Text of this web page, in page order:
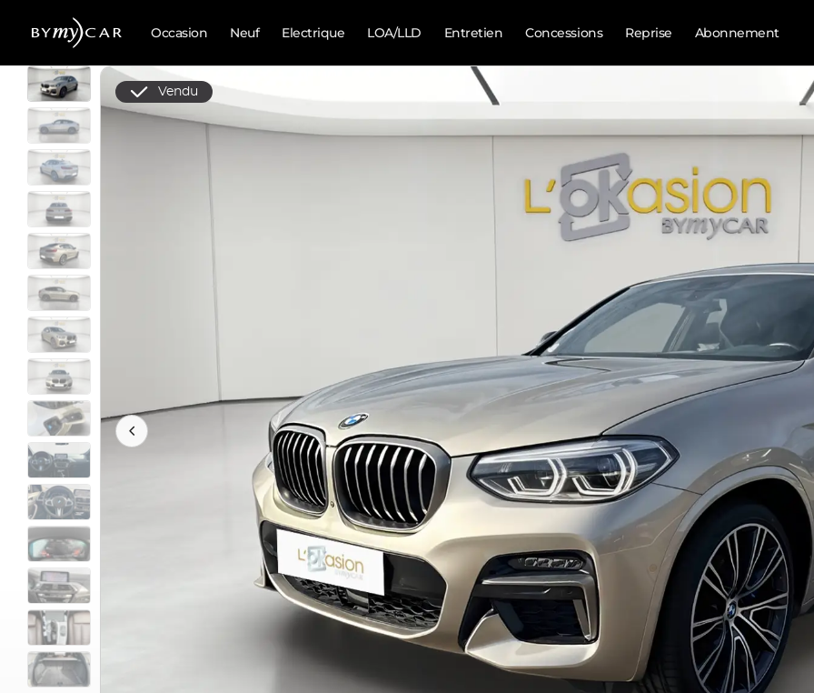
Occasion Neuf Electrique LOA/LLD Entretien Concessions Reprise Abonnement
Vendu